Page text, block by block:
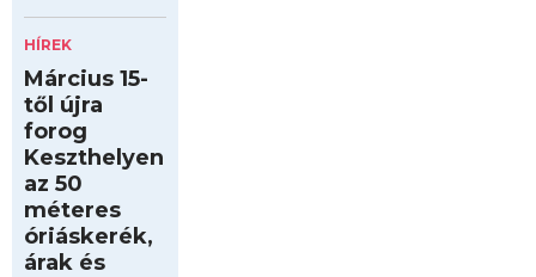
HÍREK
Március 15-
től újra
forog
Keszthelyen
az 50
méteres
óriáskerék,
árak és